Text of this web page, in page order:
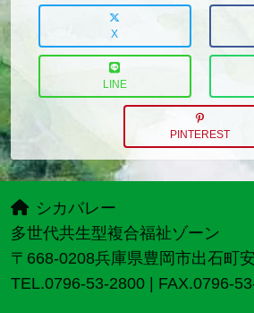
X
LINE
PINTEREST
シカバレー
多世代共生型複合福祉ゾーン
〒668-0208兵庫県豊岡市出石町
TEL.0796-53-2800 | FAX.0796-